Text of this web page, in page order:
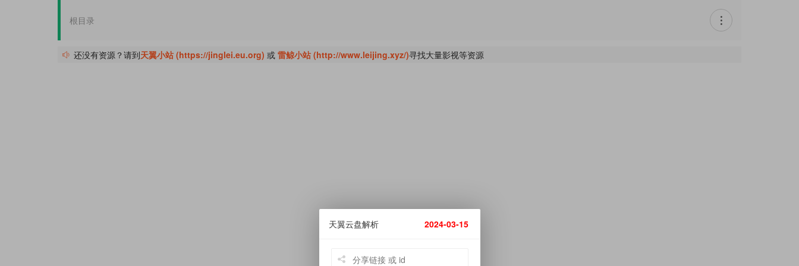
根目录
还没有资源？请到天翼小站 (https://jinglei.eu.org) 或雷鲸小站 (http://www.leijing.xyz/)寻找大量影视等资源
天翼云盘解析 2024-03-15